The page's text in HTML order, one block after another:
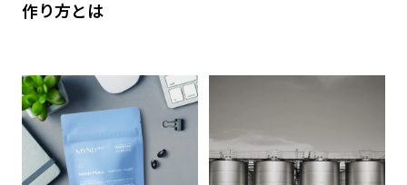
作り方とは